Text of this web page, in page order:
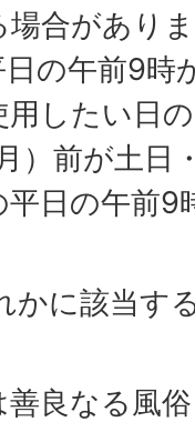
合があり
の午前9時
したい日
）前が土日
日の午前9
かに該当す
良なる風